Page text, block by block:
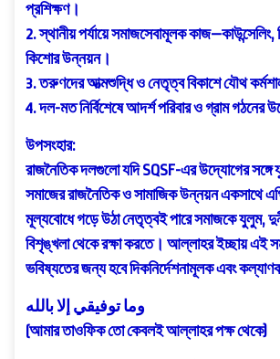
প্রশিক্ষণ।
2. স্থানীয় পর্যায়ে সমাজসেবামূলক কাজ—কাউন্সেলিং,
কিশোর উন্নয়ন।
3. তরুণদের আত্মশুদ্ধি ও নেতৃত্ব বিকাশে যৌথ
4. দল-মত নির্বিশেষে আদর্শ পরিবার ও গ্রাম গঠনের
উপসংহার:
রাজনৈতিক দলগুলো যদি SQSF-এর উদ্যোগের
সমাজের রাজনৈতিক ও সামাজিক উন্নয়ন একসাথে
মূল্যবোধে গড়ে উঠা নেতৃত্বই পারে সমাজকে যুলুম,
বিশৃঙ্খলা থেকে রক্ষা করতে। আল্লাহর ইচ্ছায় এই
ভবিষ্যতের জন্য হবে দিকনির্দেশনামূলক এবং
(আমার তাওফিক তো কেবলই আল্লাহর পক্ষ থেকে)